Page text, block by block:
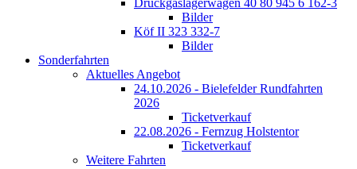
Bilder
Köf II 323 332-7
Bilder
Sonderfahrten
Aktuelles Angebot
24.10.2026 - Bielefelder Rundfahrten
2026
Ticketverkauf
22.08.2026 - Fernzug Holstentor
Ticketverkauf
Weitere Fahrten